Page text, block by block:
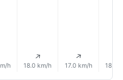
h
↑
18.0 km/h
↑
17.0 km/h 18.0